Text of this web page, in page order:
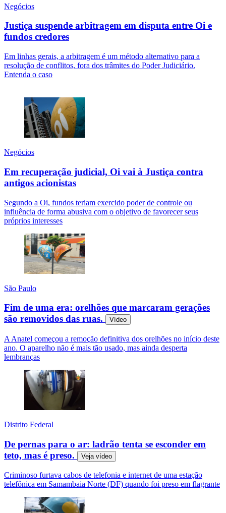
Negócios
Justiça suspende arbitragem em disputa entre Oi e
fundos credores
Em linhas gerais, a arbitragem é um método alternativo para a
resolução de conflitos, fora dos trâmites do Poder Judiciário.
Entenda o caso
Negócios
Em recuperação judicial, Oi vai à Justiça contra
antigos acionistas
Segundo a Oi, fundos teriam exercido poder de controle ou
influência de forma abusiva com o objetivo de favorecer seus
próprios interesses
São Paulo
Fim de uma era: orelhões que marcaram gerações
são removidos das ruas.
Vídeo
A Anatel começou a remoção definitiva dos orelhões no início deste
ano. O aparelho não é mais tão usado, mas ainda desperta
lembranças
Distrito Federal
De pernas para o ar: ladrão tenta se esconder em
teto, mas é preso.
Veja vídeo
Criminoso furtava cabos de telefonia e internet de uma estação
telefônica em Samambaia Norte (DF) quando foi preso em flagrante